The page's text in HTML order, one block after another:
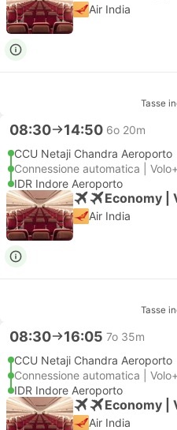
Air India
Tasse
08:30 14:50 6o 20m
CCU Netaji Chandra Aeroporto
Connessione automatica |
IDR Indore Aeroporto
Economy |
Air India
Tasse
08:30 16:05 7o 35m
CCU Netaji Chandra Aeroporto
Connessione automatica |
IDR Indore Aeroporto
Economy |
Air India